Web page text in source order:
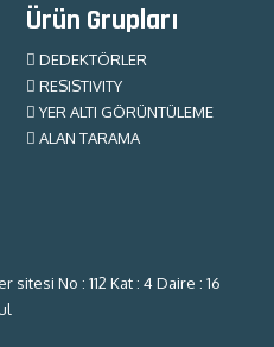
Ürün Grupları
DEDEKTÖRLER
RESISTIVITY
YER ALTI GÖRÜNTÜLEME
ALAN TARAMA
No : 112 Kat : 4 Daire : 16